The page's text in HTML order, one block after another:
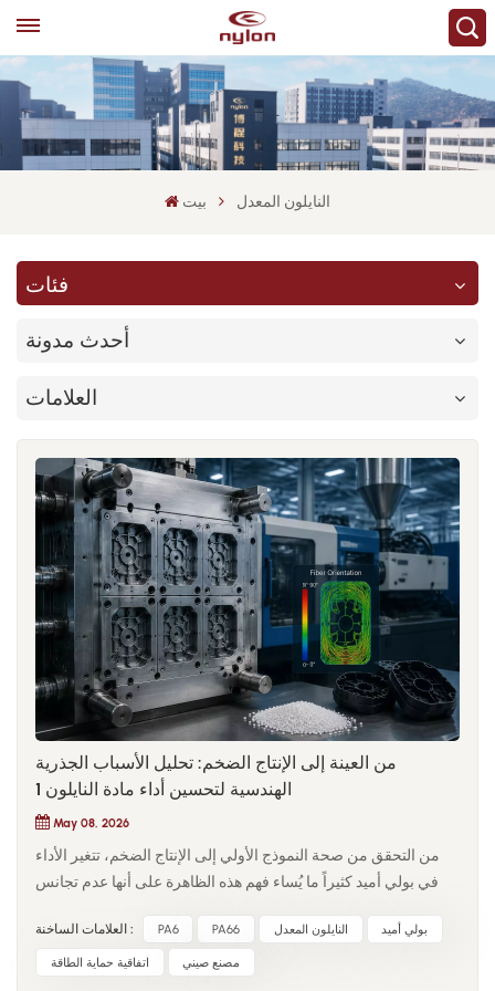
بيت النايلون المعدل
فئات
أحدث مدونة
العلامات
من العينة إلى الإنتاج الضخم: تحليل الأسباب الجذرية
الهندسية لتحسين أداء مادة النايلون 1
May 08, 2026
من التحقق من صحة النموذج الأولي إلى الإنتاج الضخم، تتغير الأداء
في بولي أميد كثيراً ما يُساء فهم هذه الظاهرة على أنها عدم تجانس
في بيئات المختبرات المُحكمة، تُنتج العينات المقولبة بالحقن في ظل
ظروف تجفيف مستقرة، وقص منخفض، ودرجات حرارة مثالية
العلامات الساخنة : PA6 PA66 النايلون المعدل بولي أميد
اتفاقية حماية الطاقة مصنع صيني